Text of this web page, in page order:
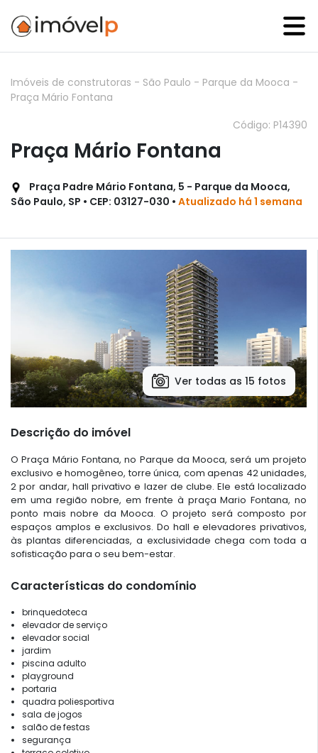
Imóveis de construtoras - São Paulo - Parque da Mooca -
Praça Mário Fontana
Código: P14390
Praça Mário Fontana
Praça Padre Mário Fontana, 5 - Parque da Mooca,
São Paulo, SP • CEP: 03127-030 • Atualizado há 1 semana
Ver todas as 15 fotos
Descrição do imóvel
O Praça Mário Fontana, no Parque da Mooca, será um projeto
exclusivo e homogêneo, torre única, com apenas 42 unidades,
2 por andar, hall privativo e lazer de clube. Ele está localizado
em uma região nobre, em frente à praça Mario Fontana, no
ponto mais nobre da Mooca. O projeto será composto por
espaços amplos e exclusivos. Do hall e elevadores privativos,
às plantas diferenciadas, a exclusividade chega com toda a
sofisticação para o seu bem-estar.
Características do condomínio
brinquedoteca
elevador de serviço
elevador social
jardim
piscina adulto
playground
portaria
quadra poliesportiva
sala de jogos
salão de festas
segurança